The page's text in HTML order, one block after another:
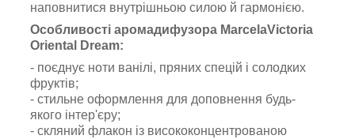
наповнитися внутрішньою силою й гармонією.
Особливості аромадифузора MarcelaVictoria
Oriental Dream:
- поєднує ноти ванілі, пряних спецій і солодких
фруктів;
- стильне оформлення для доповнення будь-
якого інтер'єру;
- скляний флакон із висококонцентрованою